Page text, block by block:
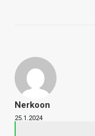
Nerkoon
25.1.2024